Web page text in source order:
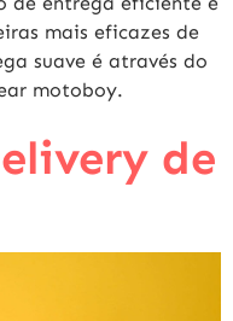
mais eficazes de
suave é através do
motoboy.
de